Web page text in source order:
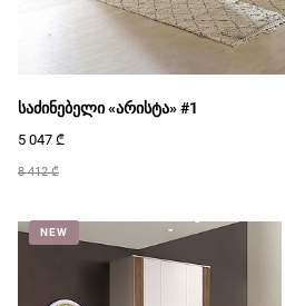
საძინებელი «არისტა» #1
8 412 ₾
5 047 ₾
NEW